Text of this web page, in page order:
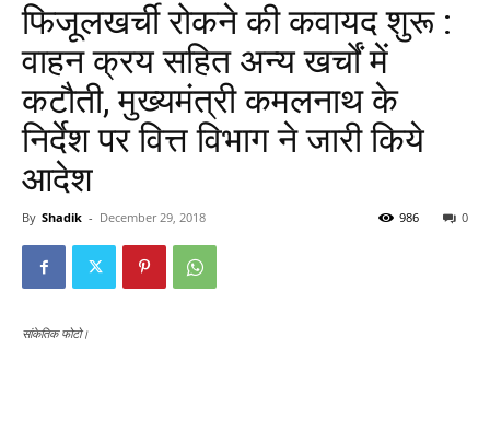
फिजूलखर्ची रोकने की कवायद शुरू :
वाहन क्रय सहित अन्य खर्चों में
कटौती, मुख्यमंत्री कमलनाथ के
निर्देश पर वित्त विभाग ने जारी किये
आदेश
By Shadik - December 29, 2018 0
986
सांकेतिक फोटो।